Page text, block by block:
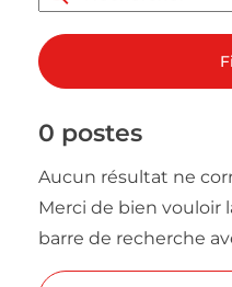
0 postes
Aucun résultat ne
Merci de bien vouloir
barre de recherche